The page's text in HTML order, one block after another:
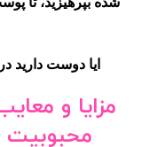
ایا دوست دارید
مزایا و